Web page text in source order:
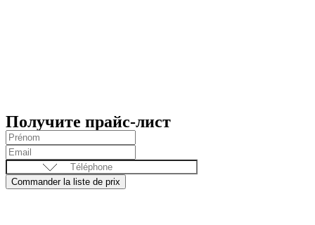
Получите прайс-лист
Commander la liste de prix